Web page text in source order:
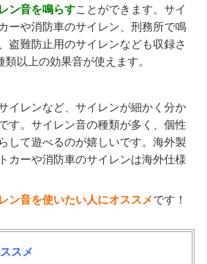
ン音を鳴らすことができます。サイ
ーや消防車のサイレン、刑務所で鳴
盗難防止用のサイレンなども収録さ
以上の効果音が使えます。
イレンなど、サイレンが細かく分か
す。サイレン音の種類が多く、個性
して遊べるのが嬉しいです。海外製
カーや消防車のサイレンは海外仕様
ン音を使いたい人にオススメです！
スメ